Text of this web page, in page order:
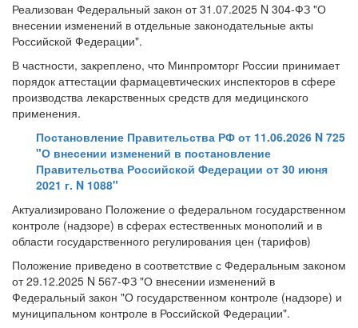
Реализован Федеральный закон от 31.07.2025 N 304-ФЗ "О
внесении изменений в отдельные законодательные акты
Российской Федерации".
В частности, закреплено, что Минпромторг России принимает
порядок аттестации фармацевтических инспекторов в сфере
производства лекарственных средств для медицинского
применения.
Постановление Правительства РФ от 11.06.2026 N 725
"О внесении изменений в постановление
Правительства Российской Федерации от 30 июня
2021 г. N 1088"
Актуализировано Положение о федеральном государственном
контроле (надзоре) в сферах естественных монополий и в
области государственного регулирования цен (тарифов)
Положение приведено в соответствие с Федеральным законом
от 29.12.2025 N 567-ФЗ "О внесении изменений в
Федеральный закон "О государственном контроле (надзоре) и
муниципальном контроле в Российской Федерации".